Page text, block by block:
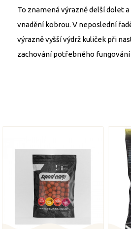
To znamená výrazně delší dolet
vnadění kobrou. V neposlední
výrazně vyšší výdrž kuliček při
zachování potřebného fungování